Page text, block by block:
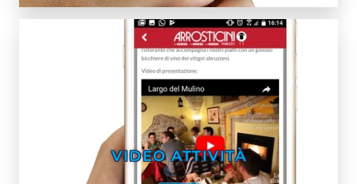
VIDEO ATTIVITÀ